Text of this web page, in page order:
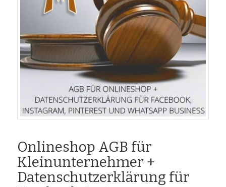
Onlineshop AGB für
Kleinunternehmer +
Datenschutzerklärung für